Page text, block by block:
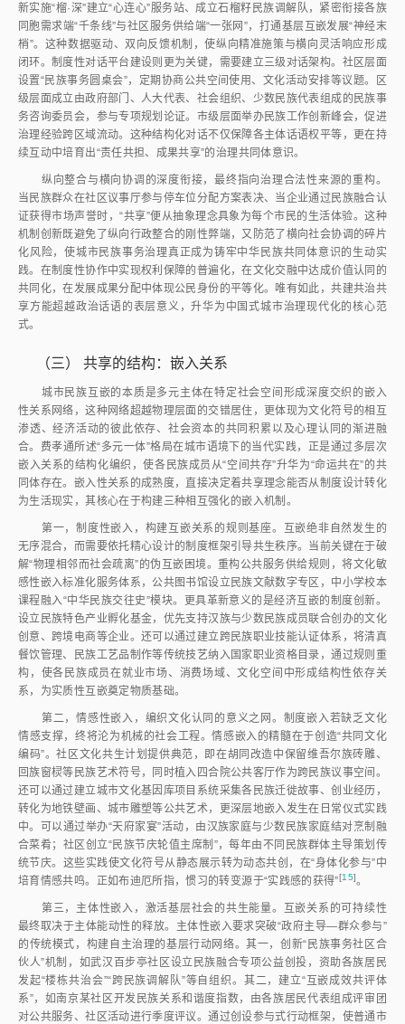
新实施“榴·深”建立“心连心”服务站、成立石榴籽民族调解队，紧密衔接各族
同胞需求端“千条线”与社区服务供给端“一张网”，打通基层互嵌发展“神经末
梢”。这种数据驱动、双向反馈机制，使纵向精准施策与横向灵活响应形成
闭环。制度性对话平台建设则更为关键，需要建立三级对话架构。社区层面
设置“民族事务圆桌会”，定期协商公共空间使用、文化活动安排等议题。区
级层面成立由政府部门、人大代表、社会组织、少数民族代表组成的民族事
务咨询委员会，参与专项规划论证。市级层面举办民族工作创新峰会，促进
治理经验跨区域流动。这种结构化对话不仅保障各主体话语权平等，更在持
续互动中培育出“责任共担、成果共享”的治理共同体意识。
纵向整合与横向协调的深度衔接，最终指向治理合法性来源的重构。
当民族群众在社区议事厅参与停车位分配方案表决、当企业通过民族融合认
证获得市场声誉时，“共享”便从抽象理念具象为每个市民的生活体验。这种
机制创新既避免了纵向行政整合的刚性弊端，又防范了横向社会协调的碎片
化风险，使城市民族事务治理真正成为铸牢中华民族共同体意识的生动实
践。在制度性协作中实现权利保障的普遍化，在文化交融中达成价值认同的
共同化，在发展成果分配中体现公民身份的平等化。唯有如此，共建共治共
享方能超越政治话语的表层意义，升华为中国式城市治理现代化的核心范
式。
（三） 共享的结构：嵌入关系
城市民族互嵌的本质是多元主体在特定社会空间形成深度交织的嵌入
性关系网络，这种网络超越物理层面的交错居住，更体现为文化符号的相互
渗透、经济活动的彼此依存、社会资本的共同积累以及心理认同的渐进融
合。费孝通所述“多元一体”格局在城市语境下的当代实践，正是通过多层次
嵌入关系的结构化编织，使各民族成员从“空间共存”升华为“命运共在”的共
同体存在。嵌入性关系的成熟度，直接决定着共享理念能否从制度设计转化
为生活现实，其核心在于构建三种相互强化的嵌入机制。
第一，制度性嵌入，构建互嵌关系的规则基座。互嵌绝非自然发生的
无序混合，而需要依托精心设计的制度框架引导共生秩序。当前关键在于破
解“物理相邻而社会疏离”的伪互嵌困境。重构公共服务供给规则，将文化敏
感性嵌入标准化服务体系，公共图书馆设立民族文献数字专区，中小学校本
课程融入“中华民族交往史”模块。更具革新意义的是经济互嵌的制度创新。
设立民族特色产业孵化基金，优先支持汉族与少数民族成员联合创办的文化
创意、跨境电商等企业。还可以通过建立跨民族职业技能认证体系，将清真
餐饮管理、民族工艺品制作等传统技艺纳入国家职业资格目录，通过规则重
构，使各民族成员在就业市场、消费场域、文化空间中形成结构性依存关
系，为实质性互嵌奠定物质基础。
第二，情感性嵌入，编织文化认同的意义之网。制度嵌入若缺乏文化
情感支撑，终将沦为机械的社会工程。情感嵌入的精髓在于创造“共同文化
编码”。社区文化共生计划提供典范，即在胡同改造中保留维吾尔族砖雕、
回族窗棂等民族艺术符号，同时植入四合院公共客厅作为跨民族议事空间。
还可以通过建立城市文化基因库项目系统采集各民族迁徙故事、创业经历，
转化为地铁壁画、城市雕塑等公共艺术，更深层地嵌入发生在日常仪式实践
中。可以通过举办“天府家宴”活动，由汉族家庭与少数民族家庭结对烹制融
合菜肴；社区创立“民族节庆轮值主席制”，每年由不同民族群体主导策划传
统节庆。这些实践使文化符号从静态展示转为动态共创，在“身体化参与”中
培育情感共鸣。正如布迪厄所指，惯习的转变源于“实践感的获得”[15]。
第三，主体性嵌入，激活基层社会的共生能量。互嵌关系的可持续性
最终取决于主体能动性的释放。主体性嵌入要求突破“政府主导—群众参与”
的传统模式，构建自主治理的基层行动网络。其一，创新“民族事务社区合
伙人”机制，如武汉百步亭社区设立民族融合专项公益创投，资助各族居民
发起“楼栋共治会”“跨民族调解队”等自组织。其二，建立“互嵌成效共评体
系”，如南京某社区开发民族关系和谐度指数，由各族居民代表组成评审团
对公共服务、社区活动进行季度评议。通过创设参与式行动框架，使普通市